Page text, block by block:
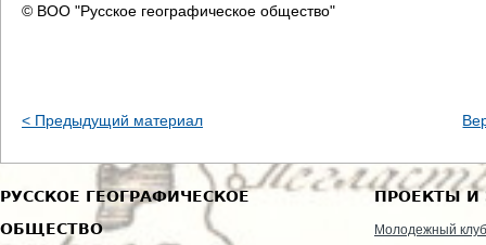
© ВОО "Русское географическое общество"
< Предыдущий материал
РУССКОЕ ГЕОГРАФИЧЕСКОЕ
ОБЩЕСТВО
ПРОЕКТЫ И
Молодежный клуб